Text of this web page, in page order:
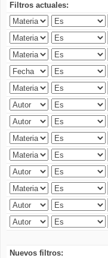
Filtros actuales:
Nuevos filtros: